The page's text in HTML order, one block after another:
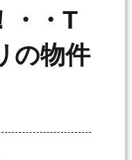
・T
の物件